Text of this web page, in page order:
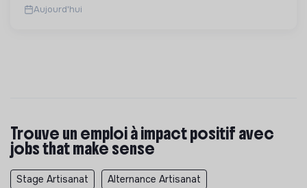
Aujourd'hui
Trouve un emploi à impact positif avec
jobs that make sense
Stage Artisanat Alternance Artisanat